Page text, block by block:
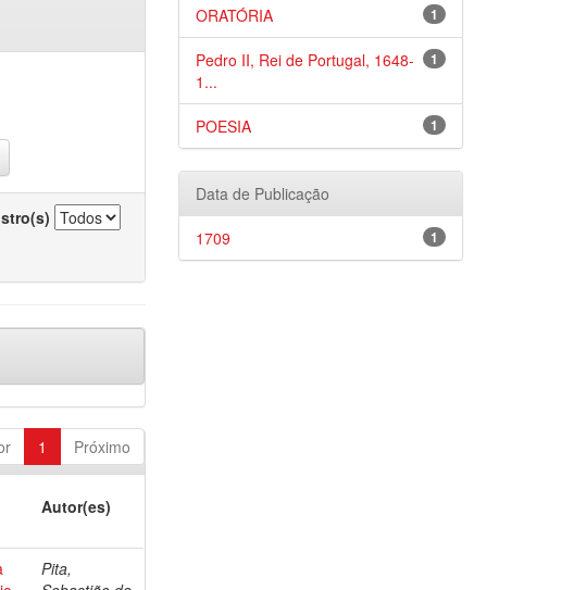
1 Próximo
Autor(es)
Pita,
1
ORATÓRIA
1
Pedro II, Rei de Portugal, 1648-
1...
1
POESIA
Data de Publicação
1
1709